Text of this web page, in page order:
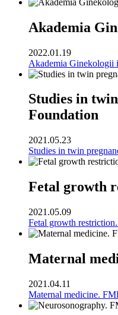
Akademia
2022.01.19
Akademia Ginekologii
Studies in
Foundation
2021.05.23
Studies in twin
Fetal growth
2021.05.09
Fetal growth
Maternal
2021.04.11
Maternal medicine.